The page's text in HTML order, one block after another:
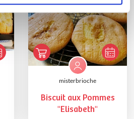
misterbrioche
Biscuit aux Pommes
"Elisabeth"